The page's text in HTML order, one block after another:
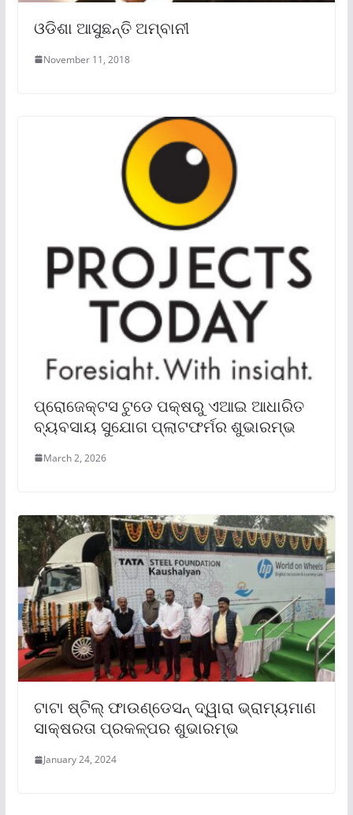
ଓଡିଶା ଆସୁଛନ୍ତି ଅମ୍ବାନୀ
November 11, 2018
ପ୍ରୋଜେକ୍ଟସ ଟୁଡେ ପକ୍ଷରୁ ଏଆଇ ଆଧାରିତ
ବ୍ୟବସାୟ ସୁଯୋଗ ପ୍ଲାଟଫର୍ମର ଶୁଭାରମ୍ଭ
March 2, 2026
ଟାଟା ଷ୍ଟିଲ୍ ଫାଉଣ୍ଡେସନ୍ ଦ୍ୱାରା ଭ୍ରାମ୍ୟମାଣ
ସାକ୍ଷରତା ପ୍ରକଳ୍ପର ଶୁଭାରମ୍ଭ
January 24, 2024